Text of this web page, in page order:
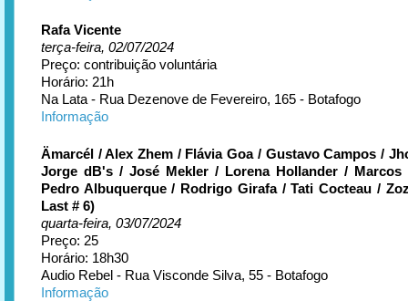
Rafa Vicente
terça-feira, 02/07/2024
Preço: contribuição voluntária
Horário: 21h
Na Lata - Rua Dezenove de Fevereiro, 165 - Botafogo
Informação
Ämarcél / Alex Zhem / Flávia Goa / Gustavo Campos /
Jorge dB's / José Mekler / Lorena Hollander / Marcos
Pedro Albuquerque / Rodrigo Girafa / Tati Cocteau /
Last # 6)
quarta-feira, 03/07/2024
Preço: 25
Horário: 18h30
Audio Rebel - Rua Visconde Silva, 55 - Botafogo
Informação